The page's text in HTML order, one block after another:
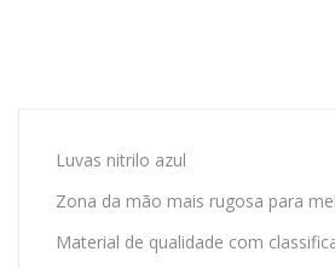
Luvas nitrilo azul
Zona da mão mais rugosa para
Material de qualidade com